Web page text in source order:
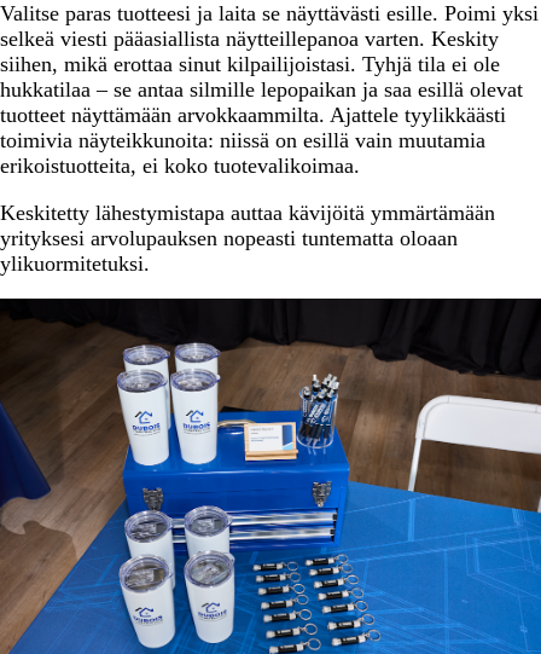
Valitse paras tuotteesi ja laita se näyttävästi esille. Poimi yksi
selkeä viesti pääasiallista näytteillepanoa varten. Keskity
siihen, mikä erottaa sinut kilpailijoistasi. Tyhjä tila ei ole
hukkatilaa – se antaa silmille lepopaikan ja saa esillä olevat
tuotteet näyttämään arvokkaammilta. Ajattele tyylikkäästi
toimivia näyteikkunoita: niissä on esillä vain muutamia
erikoistuotteita, ei koko tuotevalikoimaa.
Keskitetty lähestymistapa auttaa kävijöitä ymmärtämään
yrityksesi arvolupauksen nopeasti tuntematta oloaan
ylikuormitetuksi.